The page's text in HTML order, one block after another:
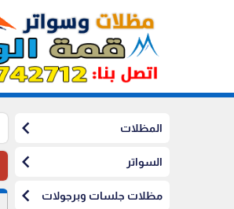
المظلات chevron_left
السواتر chevron_left
مظلات جلسات وبرجولات chevron_left